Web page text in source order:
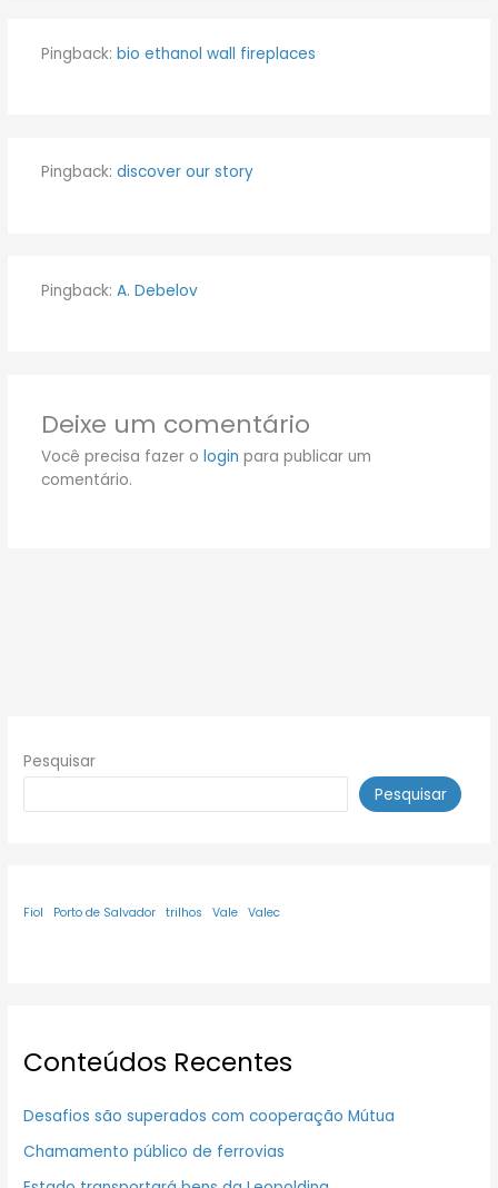
Pingback: bio ethanol wall fireplaces
Pingback: discover our story
Pingback: A. Debelov
Deixe um comentário
Você precisa fazer o login para publicar um
comentário.
Pesquisar
Pesquisar
Fiol Porto de Salvador trilhos Vale Valec
Conteúdos Recentes
Desafios são superados com cooperação Mútua
Chamamento público de ferrovias